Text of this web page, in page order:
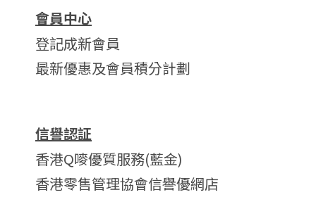
會員中心
登記成新會員
最新優惠及會員積分計劃
信譽認証
香港Q嘜優質服務(藍金)
香港零售管理協會信譽優網店